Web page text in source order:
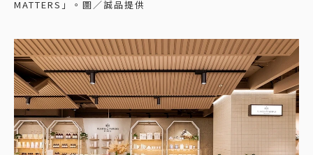
MATTERS」。圖／誠品提供